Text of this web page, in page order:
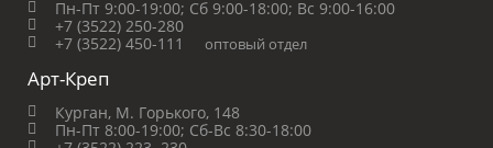
Пн-Пт 9:00-19:00; Сб 9:00-18:00; Вс 9:00-16:00
+7 (3522) 250-280
+7 (3522) 450-111
оптовый отдел
Арт-Креп
Курган, М. Горького, 148
Пн-Пт 8:00-19:00; Сб-Вс 8:30-18:00